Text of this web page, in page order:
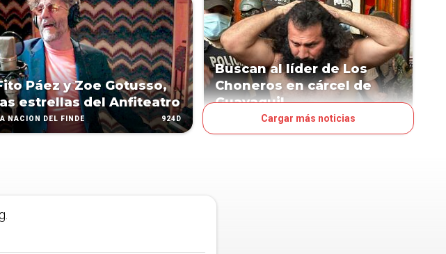
Páez y Zoe Gotusso,
estrellas del Anfiteatro
NACIÓN DEL FINDE 924D
Buscan al líder de Los
Choneros en cárcel de
Guayaquil
Cargar más noticias